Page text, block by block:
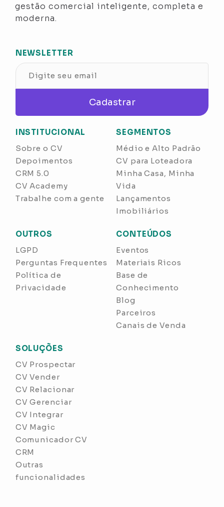
gestão comercial inteligente, completa e
moderna.
INSTITUCIONAL
Sobre o CV
Depoimentos
CRM 5.0
CV Academy
Trabalhe com a gente
SEGMENTOS
Médio e Alto Padrão
CV para Loteadora
Minha Casa, Minha
Vida
Lançamentos
Imobiliários
OUTROS
LGPD
Perguntas Frequentes
Política de
Privacidade
CONTEÚDOS
Eventos
Materiais Ricos
Base de
Conhecimento
Blog
Parceiros
Canais de Venda
SOLUÇÕES
CV Prospectar
CV Vender
CV Relacionar
CV Gerenciar
CV Integrar
CV Magic
Comunicador CV
CRM
Outras
funcionalidades
NEWSLETTER
Cadastrar